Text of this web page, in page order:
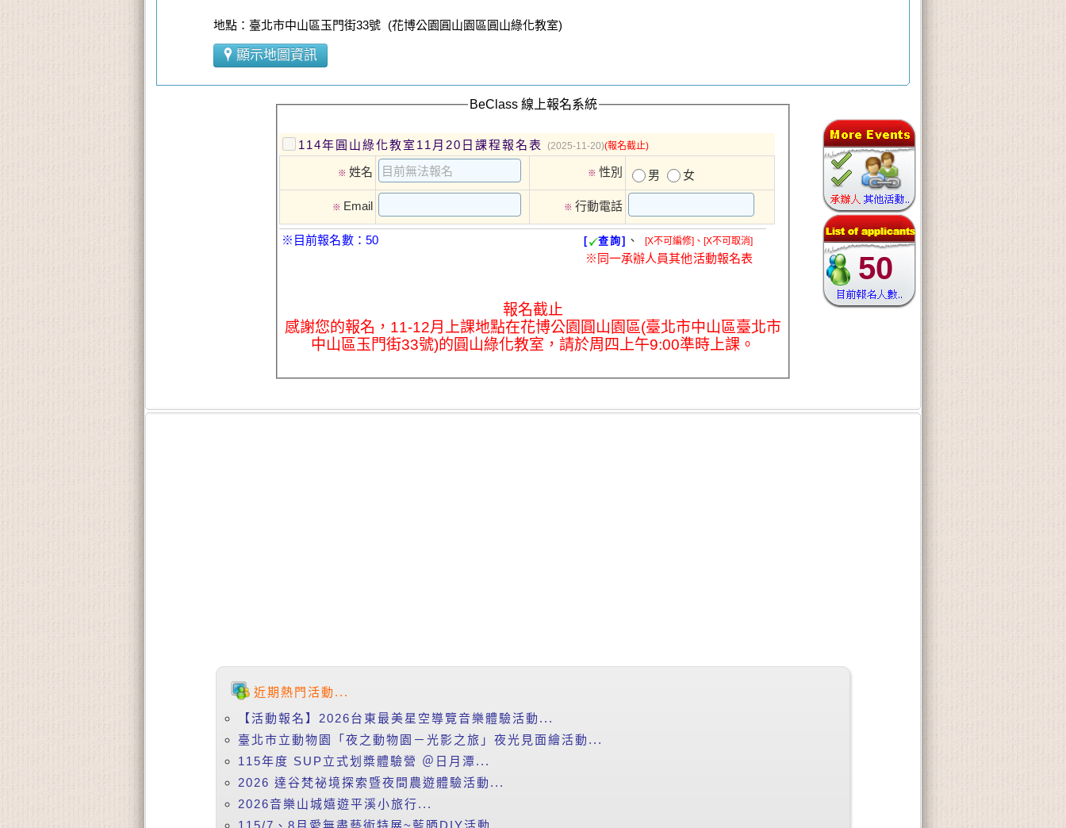
地點：臺北市中山區玉門街33號 (花博公園圓山園區圓山綠化教室)
顯示地圖資訊
50
BeClass 線上報名系統
114年圓山綠化教室11月20日課程報名表 (2025-11-20)(報名截止)
※ 姓名 ※ 性別 男 女
※ Email ※ 行動電話
※目前報名數：50 [ 查詢] 、 [X不可編修]、[X不可取消]
※同一承辦人員其他活動報名表
報名截止
感謝您的報名，11-12月上課地點在花博公園圓山園區(臺北市中山區臺北市
中山區玉門街33號)的圓山綠化教室，請於周四上午9:00準時上課。
近期熱門活動...
【活動報名】2026台東最美星空導覽音樂體驗活動...
臺北市立動物園「夜之動物園－光影之旅」夜光見面繪活動...
115年度 SUP立式划槳體驗營 ＠日月潭...
2026 達谷梵祕境探索暨夜間農遊體驗活動...
2026音樂山城嬉遊平溪小旅行...
115/7、8月愛無盡藝術特展~藍晒DIY活動...